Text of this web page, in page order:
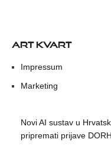
ART KVART
Impressum
Marketing
Novi AI sustav u
pripremati prijave